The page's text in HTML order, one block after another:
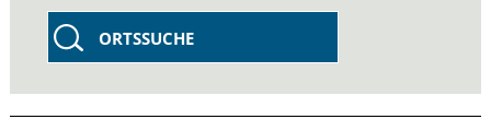
ORTSSUCHE